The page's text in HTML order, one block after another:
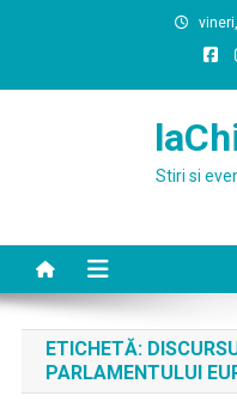
Stiri si
ETICHETĂ:
PARLAMENTULUI